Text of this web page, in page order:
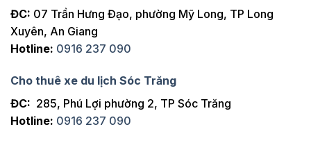
ĐC: 07 Trần Hưng Đạo, phường Mỹ Long, TP Long
Xuyên, An Giang
Hotline: 0916 237 090
Cho thuê xe du lịch Sóc Trăng
ĐC: 285, Phú Lợi phường 2, TP Sóc Trăng
Hotline: 0916 237 090